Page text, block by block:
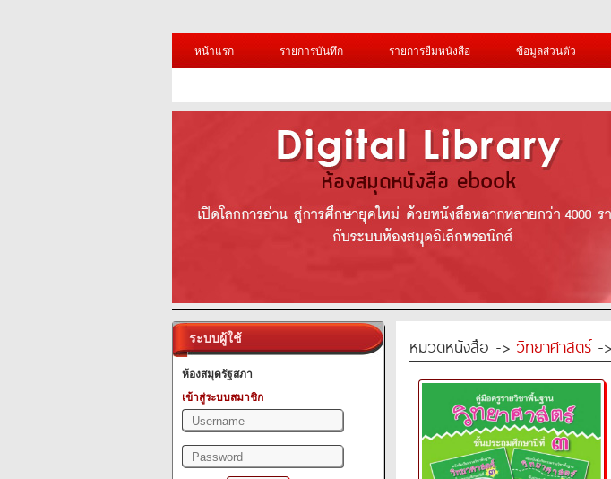
หน้าแรก
รายการบันทึก รายการยืมหนังสือ ข้อมูลส่วนตัว
ระบบผู้ใช้
ห้องสมุดรัฐสภา
เข้าสู่ระบบสมาชิก
หมวดหนังสือ -> วิทยาศาสตร์->